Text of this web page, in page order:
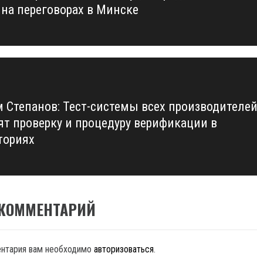
переговорах в Минске
Тест-системы всех производителей
проверку и процедуру верификации в
вам необходимо авторизоваться.